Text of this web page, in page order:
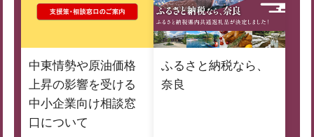
中東情勢や原油価格
上昇の影響を受ける
中小企業向け相談窓
口について
ふるさと納税なら、
奈良